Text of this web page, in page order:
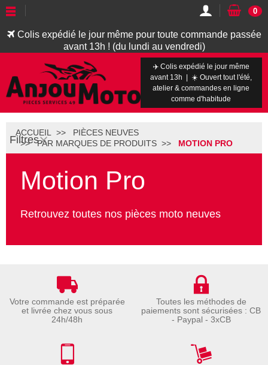
Colis expédié le jour même pour toute commande passée
avant 13h ! (du lundi au vendredi)
0
✈️ Colis expédié le jour même
avant 13h | ☀️ Ouvert tout l'été,
atelier & commandes en ligne
comme d'habitude
Filtres
ACCUEIL
PIÈCES NEUVES
PAR MARQUES DE PRODUITS
MOTION PRO
Motion Pro
Retrouvez toutes nos pièces moto neuves
Votre commande est préparée
et livrée chez vous sous
24h/48h
Toutes les méthodes de
paiements sont sécurisées : CB
- Paypal - 3xCB